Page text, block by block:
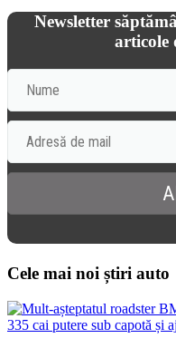
Newsletter
articole
Cele mai noi știri auto